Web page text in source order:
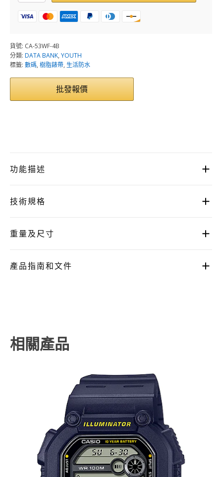
4B
數
貨號: CA-53WF-4B
分類: DATA BANK, YOUTH
標籤: 數碼, 樹脂錶帶, 生活防水
批發報價
功能描述
技術規格
重量及尺寸
產品指南和文件
相關產品